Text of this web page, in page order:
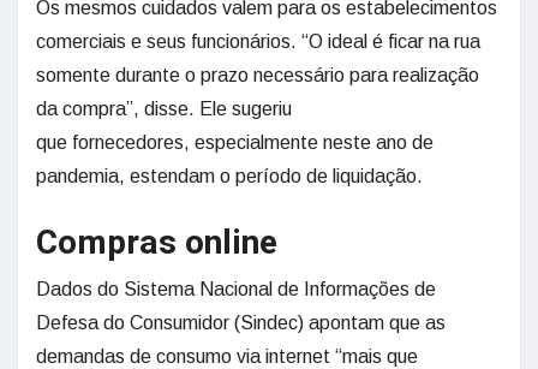
Os mesmos cuidados valem para os estabelecimentos
comerciais e seus funcionários. “O ideal é ficar na rua
somente durante o prazo necessário para realização
da compra”, disse. Ele sugeriu
que fornecedores, especialmente neste ano de
pandemia, estendam o período de liquidação.
Compras online
Dados do Sistema Nacional de Informações de
Defesa do Consumidor (Sindec) apontam que as
demandas de consumo via internet “mais que